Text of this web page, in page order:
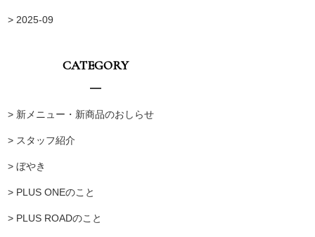
> 2025-09
CATEGORY
> 新メニュー・新商品のおしらせ
> スタッフ紹介
> ぼやき
> PLUS ONEのこと
> PLUS ROADのこと